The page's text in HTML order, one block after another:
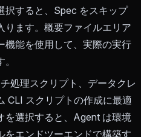
択すると、Spec をスキップ
ります。概要ファイルエリア
機能を使用して、実際の実行
処理スクリプト、データクレ
CLI スクリプトの作成に最適
を選択すると、Agent は環境
をエンドツーエンドで構築す